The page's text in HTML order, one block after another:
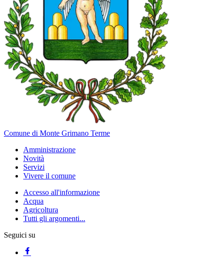
Comune di Monte Grimano Terme
Amministrazione
Novità
Servizi
Vivere il comune
Accesso all'informazione
Acqua
Agricoltura
Tutti gli argomenti...
Seguici su